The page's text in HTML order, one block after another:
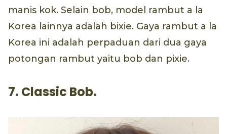
manis kok. Selain bob, model rambut a la
Korea lainnya adalah bixie. Gaya rambut a la
Korea ini adalah perpaduan dari dua gaya
potongan rambut yaitu bob dan pixie.
7. Classic Bob.